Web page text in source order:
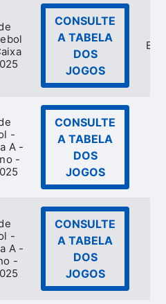
CONSULTE
A TABELA
DOS
JOGOS
-
A -
-
CONSULTE
A TABELA
DOS
JOGOS
-
A -
-
CONSULTE
A TABELA
DOS
JOGOS